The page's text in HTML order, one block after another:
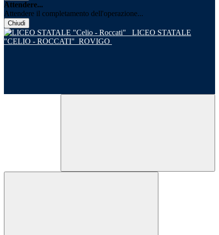
Attendere...
Attendere il completamento dell'operazione...
Chiudi
LICEO STATALE
"CELIO - ROCCATI" ROVIGO